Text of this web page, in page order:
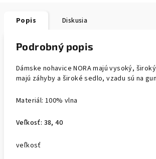
Popis Diskusia
Podrobný popis
Dámske nohavice NORA majú vysoký,
majú záhyby a široké sedlo, vzadu sú na
Materiál: 100% vlna
Veľkosť: 38, 40
veľkosť